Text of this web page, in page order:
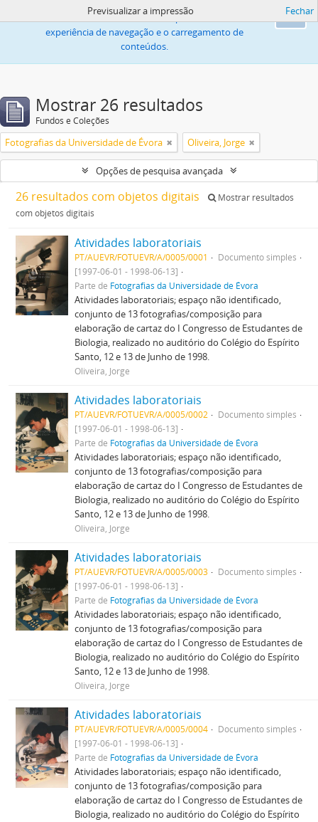
Ok
Este sítio web utiliza «cookies» para melhorar a
experiência de navegação e o carregamento de
conteúdos.
Previsualizar a impressão Fechar
Mostrar 26 resultados
Fundos e Coleções
Fotografias da Universidade de Évora Oliveira, Jorge
Opções de pesquisa avançada
26 resultados com objetos digitais
Mostrar resultados
com objetos digitais
Atividades laboratoriais
PT/AUEVR/FOTUEVR/A/0005/0001
Documento simples
[1997-06-01 - 1998-06-13]
Parte de Fotografias da Universidade de Évora
Atividades laboratoriais; espaço não identificado,
conjunto de 13 fotografias/composição para
elaboração de cartaz do I Congresso de Estudantes de
Biologia, realizado no auditório do Colégio do Espírito
Santo, 12 e 13 de Junho de 1998.
Oliveira, Jorge
Atividades laboratoriais
PT/AUEVR/FOTUEVR/A/0005/0002
Documento simples
[1997-06-01 - 1998-06-13]
Parte de Fotografias da Universidade de Évora
Atividades laboratoriais; espaço não identificado,
conjunto de 13 fotografias/composição para
elaboração de cartaz do I Congresso de Estudantes de
Biologia, realizado no auditório do Colégio do Espírito
Santo, 12 e 13 de Junho de 1998.
Oliveira, Jorge
Atividades laboratoriais
PT/AUEVR/FOTUEVR/A/0005/0003
Documento simples
[1997-06-01 - 1998-06-13]
Parte de Fotografias da Universidade de Évora
Atividades laboratoriais; espaço não identificado,
conjunto de 13 fotografias/composição para
elaboração de cartaz do I Congresso de Estudantes de
Biologia, realizado no auditório do Colégio do Espírito
Santo, 12 e 13 de Junho de 1998.
Oliveira, Jorge
Atividades laboratoriais
PT/AUEVR/FOTUEVR/A/0005/0004
Documento simples
[1997-06-01 - 1998-06-13]
Parte de Fotografias da Universidade de Évora
Atividades laboratoriais; espaço não identificado,
conjunto de 13 fotografias/composição para
elaboração de cartaz do I Congresso de Estudantes de
Biologia, realizado no auditório do Colégio do Espírito